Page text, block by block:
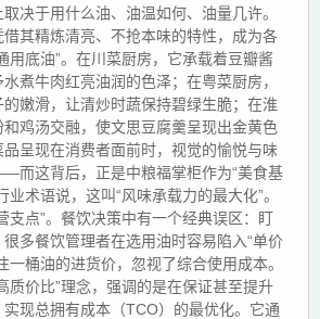
决于用什么油、油温如何、油量几许。
其精炼清亮、不抢本味的特性，成为各
用底油”。在川菜厨房，它承载着豆瓣酱
煮牛肉红亮油润的色泽；在粤菜厨房，
嫩滑，让清炒时蔬保持碧绿生脆；在淮
鸡汤交融，使文思豆腐羹呈现出金黄色
呈现在消费者面前时，视觉的愉悦与味
而这背后，正是中粮福掌柜作为“美食基
业术语说，这叫“风味承载力的最大化”。
支点”。餐饮决策中有一个经典误区：盯
多餐饮管理者在选用油时容易陷入“单价
一桶油的进货价，忽视了综合使用成本。
质价比”理念，强调的是在保证甚至提升
现总拥有成本（TCO）的最优化。它通